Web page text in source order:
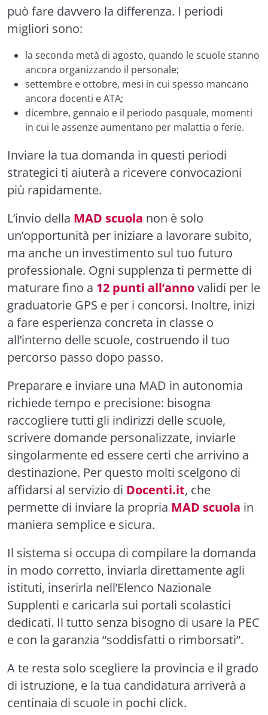
può fare davvero la differenza. I periodi
migliori sono:
la seconda metà di agosto, quando le scuole stanno
ancora organizzando il personale;
settembre e ottobre, mesi in cui spesso mancano
ancora docenti e ATA;
dicembre, gennaio e il periodo pasquale, momenti
in cui le assenze aumentano per malattia o ferie.
Inviare la tua domanda in questi periodi
strategici ti aiuterà a ricevere convocazioni
più rapidamente.
L’invio della MAD scuola non è solo
un’opportunità per iniziare a lavorare subito,
ma anche un investimento sul tuo futuro
professionale. Ogni supplenza ti permette di
maturare fino a 12 punti all’annovalidi per le
graduatorie GPS e per i concorsi. Inoltre, inizi
a fare esperienza concreta in classe o
all’interno delle scuole, costruendo il tuo
percorso passo dopo passo.
Preparare e inviare una MAD in autonomia
richiede tempo e precisione: bisogna
raccogliere tutti gli indirizzi delle scuole,
scrivere domande personalizzate, inviarle
singolarmente ed essere certi che arrivino a
destinazione. Per questo molti scelgono di
affidarsi al servizio di Docenti.it, che
permette di inviare la propria MAD scuola in
maniera semplice e sicura.
Il sistema si occupa di compilare la domanda
in modo corretto, inviarla direttamente agli
istituti, inserirla nell’Elenco Nazionale
Supplenti e caricarla sui portali scolastici
dedicati. Il tutto senza bisogno di usare la PEC
e con la garanzia “soddisfatti o rimborsati”.
A te resta solo scegliere la provincia e il grado
di istruzione, e la tua candidatura arriverà a
centinaia di scuole in pochi click.